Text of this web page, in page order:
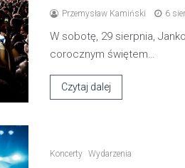
Przemysław Kamiński 6
W sobotę, 29 sierpnia,
corocznym świętem…
Czytaj dalej
Koncerty Wydarzenia